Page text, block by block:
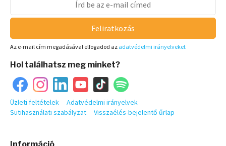
Feliratkozás
Az e-mail cím megadásával elfogadod az adatvédelmi irányelveket
Hol találhatsz meg minket?
Üzleti feltételek
Adatvédelmi irányelvek
Sütihasználati szabályzat
Visszaélés-bejelentő űrlap